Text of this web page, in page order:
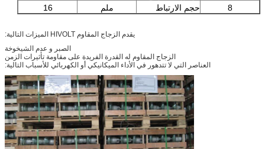
8
حجم الارتباط ملم 16
يقدم الزجاج المقاوم HIVOLT الميزات التالية:
الصبر و عدم الشيخوخة
الزجاج المقاوم له القدرة الفريدة على مقاومة تأثيرات الزمن
العناصر التي لا تتدهور في الأداء الميكانيكي أو الكهربائي للأسباب التالية: